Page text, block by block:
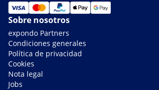
Sobre nosotros
expondo Partners
Condiciones generales
Política de privacidad
Cookies
Nota legal
Jobs